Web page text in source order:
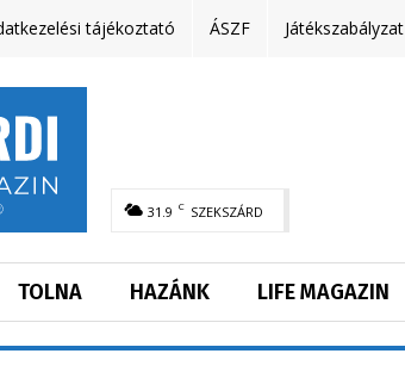
tájékoztató ÁSZF Játékszabályzat
31.9 C SZEKSZÁRD
TOLNA HAZÁNK LIFE MAGAZIN